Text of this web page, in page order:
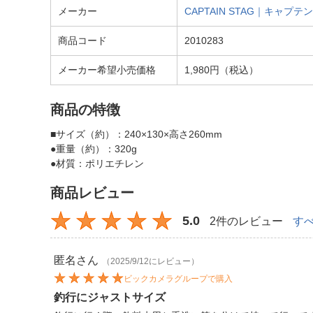
メーカー CAPTAIN STAG｜キャプテ
商品コード 2010283
メーカー希望小売価格 1,980円（税込）
商品の特徴
■サイズ（約）：240×130×高さ260mm
●重量（約）：320g
●材質：ポリエチレン
商品レビュー
5.0 2件のレビュー す
匿名 さん
（2025/9/12にレビュー）
ビックカメラグループで購入
釣行にジャストサイズ